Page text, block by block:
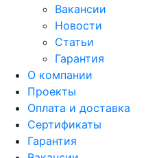
Вакансии
Новости
Статьи
Гарантия
О компании
Проекты
Оплата и доставка
Сертификаты
Гарантия